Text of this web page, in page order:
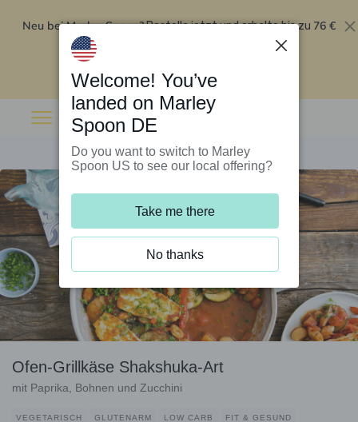
Neu bei Marley Spoon?Bestelle jetzt und erhalte bis zu 76 €
Rabatt auf deine ersten fünf Boxen
Ofen-Grillkäse Shakshuka-Art
mit Paprika, Bohnen und Zucchini
VEGETARISCH GLUTENARM LOW CARB FIT & GESUND
Welcome! You’ve
landed on Marley
Spoon DE
Do you want to switch to Marley
Spoon US to see our local offering?
Take me there
No thanks